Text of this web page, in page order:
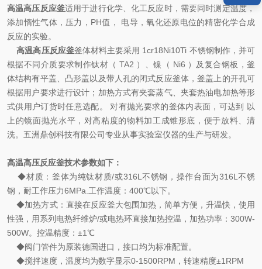
高温高压反应釜适用于进行化学、化工反应时，需要同时测定温度，
添加惰性气体，压力，PH值， 电导，氧化还原电位的精密化学合成
反应的实验。
高温高压反应釜釜体材料主要采用 1cr18Ni10Ti 不锈钢制作，并可
根据不同介质要求制作钛材（ TA2 ）、镍（ Ni6 ）及复合钢板，釜
体结构有平盖、凸形盖以及带人孔的闭式反应釜体，釜盖上的开孔可
根据用户要求进行设计；加热方式有夹套蒸气、夹套热油电加热等形
式供用户订货时任意选配。 对有抛光要求的釜体内表面，可达到 以
上的镜面抛光水平，对高粘度的物料加工成锥形底，便于放料、清
洗。五洲鼎创科技有限公司专业从事实验室仪器的生产与研发。
高温高压反应釜技术参数如下：
◆材质：釜体为纯钛材质/或316L不锈钢，操作台面为316L不锈
钢，耐工作压力6MPa.工作温度：400℃以下。
◆加热方式：直接在反应釜大包围加热，简单方便，升温快，使用
性强，用系列电热纤维炉/或电热环直接加热控温，加热功率：300W-
500W。控温精度：±1℃
◆阀门管件为原装德国进口，接口均为标准配置。
◆搅拌速度，温度均为数字显示0-1500RPM，转速精度±1RPM